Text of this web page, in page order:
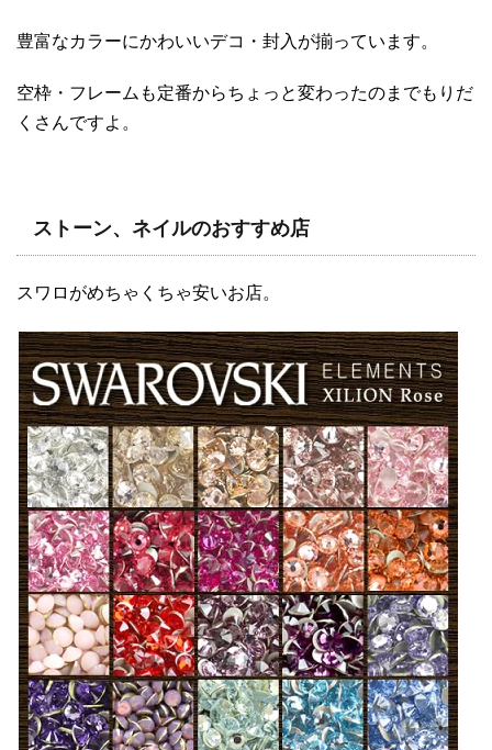
豊富なカラーにかわいいデコ・封入が揃っています。
空枠・フレームも定番からちょっと変わったのまでもりだ
くさんですよ。
ストーン、ネイルのおすすめ店
スワロがめちゃくちゃ安いお店。